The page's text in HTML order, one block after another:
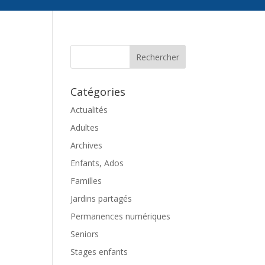
Catégories
Actualités
Adultes
Archives
Enfants, Ados
Familles
Jardins partagés
Permanences numériques
Seniors
Stages enfants